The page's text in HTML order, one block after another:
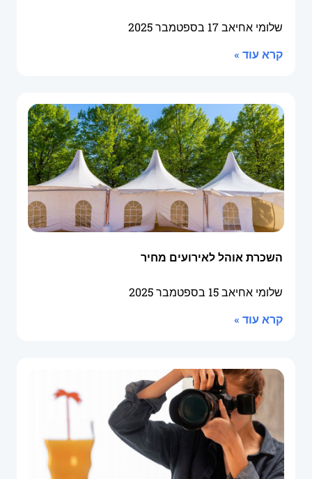
שלומי אחיאב17 בספטמבר 2025
קרא עוד »
השכרת אוהל לאירועים מחיר
שלומי אחיאב15 בספטמבר 2025
קרא עוד »